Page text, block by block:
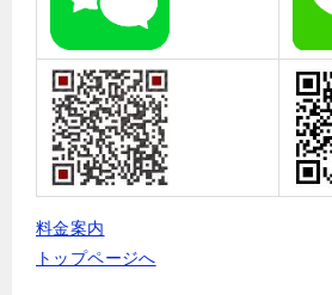
料金案内
トップページへ